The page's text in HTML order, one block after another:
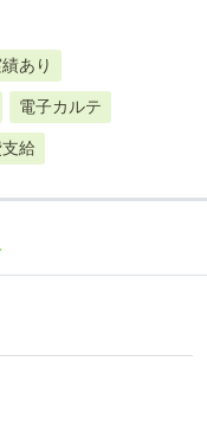
あり
電子カルテ
給